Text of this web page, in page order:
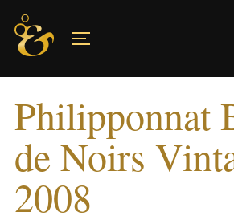
Skip
content
Philipponnat
de Noirs
2008